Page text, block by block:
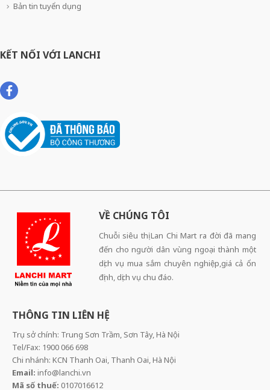
Bản tin tuyển dụng
KẾT NỐI VỚI LANCHI
VỀ CHÚNG TÔI
Chuỗi siêu thị Lan Chi Mart ra đời đã mang
đến cho người dân vùng ngoại thành một
dịch vụ mua sắm chuyên nghiệp,giá cả ổn
định, dịch vụ chu đáo.
THÔNG TIN LIÊN HỆ
Trụ sở chính: Trung Sơn Trầm, Sơn Tây, Hà Nội
Tel/Fax: 1900 066 698
Chi nhánh: KCN Thanh Oai, Thanh Oai, Hà Nội
Email: info@lanchi.vn
Mã số thuế: 0107016612